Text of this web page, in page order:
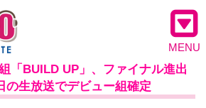
MENU
「BUILD UP」、ファイナル進出
の生放送でデビュー組確定